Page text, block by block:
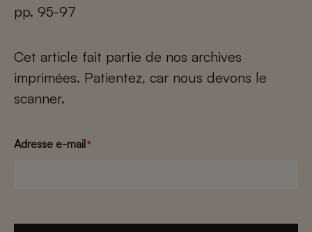
pp. 95-97
Cet article fait partie de nos archives
imprimées. Patientez, car nous devons le
scanner.
Adresse e-mail*